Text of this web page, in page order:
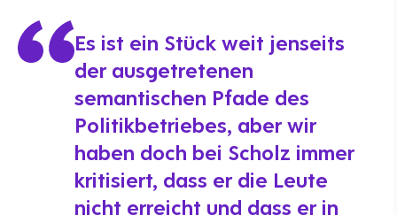
Es ist ein Stück weit jenseits
der ausgetretenen
semantischen Pfade des
Politikbetriebes, aber wir
haben doch bei Scholz immer
kritisiert, dass er die Leute
nicht erreicht und dass er in